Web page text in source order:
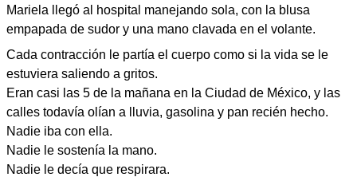
Mariela llegó al hospital manejando sola, con la blusa
empapada de sudor y una mano clavada en el volante.
Cada contracción le partía el cuerpo como si la vida se le
estuviera saliendo a gritos.
Eran casi las 5 de la mañana en la Ciudad de México, y las
calles todavía olían a lluvia, gasolina y pan recién hecho.
Nadie iba con ella.
Nadie le sostenía la mano.
Nadie le decía que respirara.